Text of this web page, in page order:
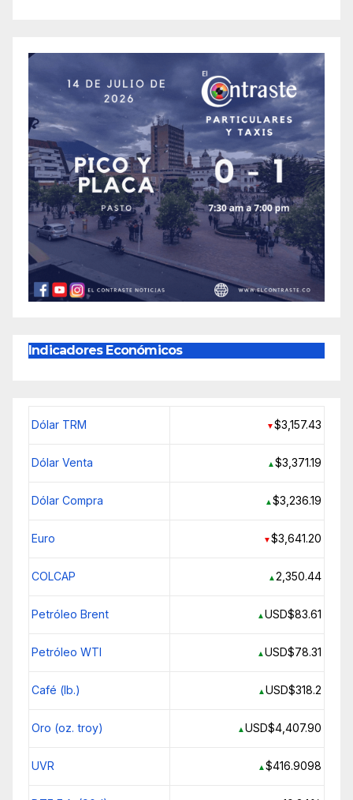
Indicadores Económicos
Dólar TRM ▼$3,157.43
Dólar Venta ▲$3,371.19
Dólar Compra ▲$3,236.19
Euro ▼$3,641.20
COLCAP ▲2,350.44
Petróleo Brent ▲USD$83.61
Petróleo WTI ▲USD$78.31
Café (lb.) ▲USD$318.2
Oro (oz. troy) ▲USD$4,407.90
UVR ▲$416.9098